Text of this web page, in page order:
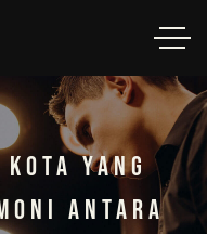
Yang
Antara